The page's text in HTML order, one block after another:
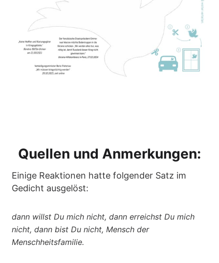
Quellen und Anmerkungen:
Einige Reaktionen hatte folgender Satz im
Gedicht ausgelöst:
dann willst Du mich nicht, dann erreichst Du mich
nicht, dann bist Du nicht, Mensch der
Menschheitsfamilie.